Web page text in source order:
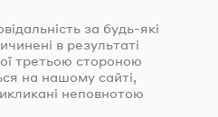
за будь-які
в результаті
третьою стороною
на нашому сайті,
неповнотою